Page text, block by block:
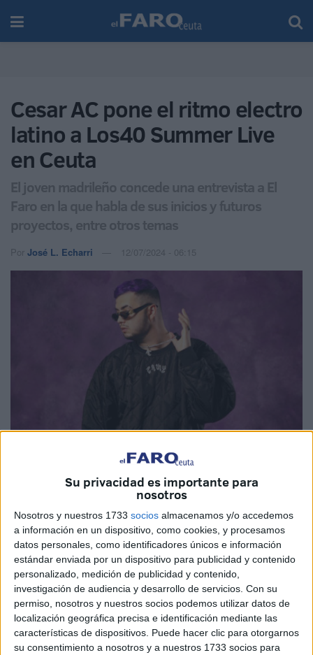
Su privacidad es importante para
nosotros
Nosotros y nuestros 1733 socios almacenamos y/o accedemos
a información en un dispositivo, como cookies, y procesamos
datos personales, como identificadores únicos e información
estándar enviada por un dispositivo para publicidad y contenido
personalizado, medición de publicidad y contenido,
investigación de audiencia y desarrollo de servicios. Con su
permiso, nosotros y nuestros socios podemos utilizar datos de
localización geográfica precisa e identificación mediante las
características de dispositivos. Puede hacer clic para otorgarnos
su consentimiento a nosotros y a nuestros 1733 socios para
Cesar AC pone el ritmo electro
latino a Los40 Summer Live
en Ceuta
El joven madrileño concede una entrevista a El
Faro en la que habla de sus inicios y futuros
proyectos, entre otros temas
Por José L. Echarri 12/07/2024 - 06:15
Cesar AC será uno de losmúsicosque actuará este
próximo sábado 13 de julio en las Murallas Reales de
Ceuta formando parte de la gran gira del veranoLos40
Summer Live .
El cantante madrileño, nunca ha ido a la ciudad y se
encuentra muy emocionado ante la posibilidad de esta
oportunidad. Además, está expectante ante la ubicación